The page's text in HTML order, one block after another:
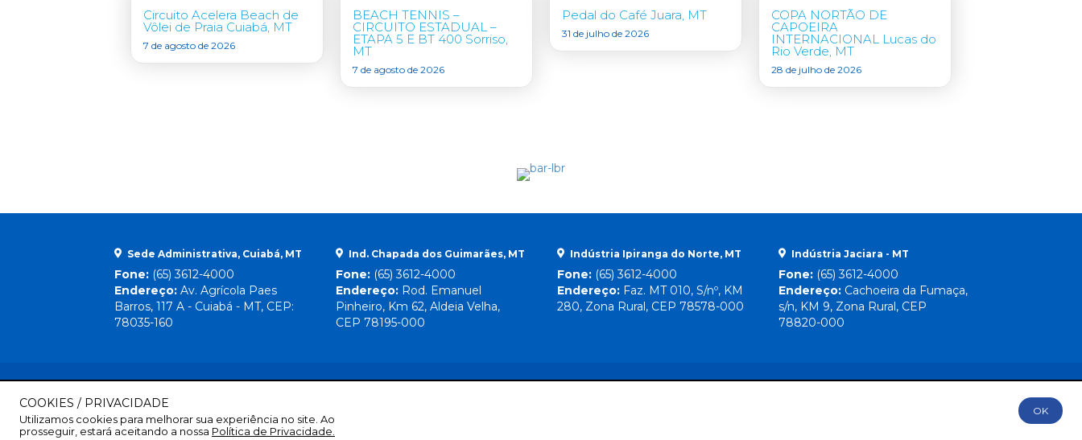
Circuito Acelera Beach de
Vôlei de Praia Cuiabá, MT
7 de agosto de 2026
BEACH TENNIS –
CIRCUITO ESTADUAL –
ETAPA 5 E BT 400 Sorriso,
MT
7 de agosto de 2026
Pedal do Café Juara, MT
31 de julho de 2026
COPA NORTÃO DE
CAPOEIRA
INTERNACIONAL Lucas do
Rio Verde, MT
28 de julho de 2026
Sede Administrativa, Cuiabá, MT
Fone: (65) 3612-4000
Endereço: Av. Agrícola Paes
Barros, 117 A - Cuiabá - MT, CEP:
78035-160
Ind. Chapada dos Guimarães, MT
Fone: (65) 3612-4000
Endereço: Rod. Emanuel
Pinheiro, Km 62, Aldeia Velha,
CEP 78195-000
Indústria Ipiranga do Norte, MT
Fone: (65) 3612-4000
Endereço: Faz. MT 010, S/nº, KM
280, Zona Rural, CEP 78578-000
Indústria Jaciara - MT
Fone: (65) 3612-4000
Endereço: Cachoeira da Fumaça,
s/n, KM 9, Zona Rural, CEP
78820-000
COOKIES / PRIVACIDADE
Utilizamos cookies para melhorar sua experiência no site. Ao
prosseguir, estará aceitando a nossa Política de Privacidade.
OK